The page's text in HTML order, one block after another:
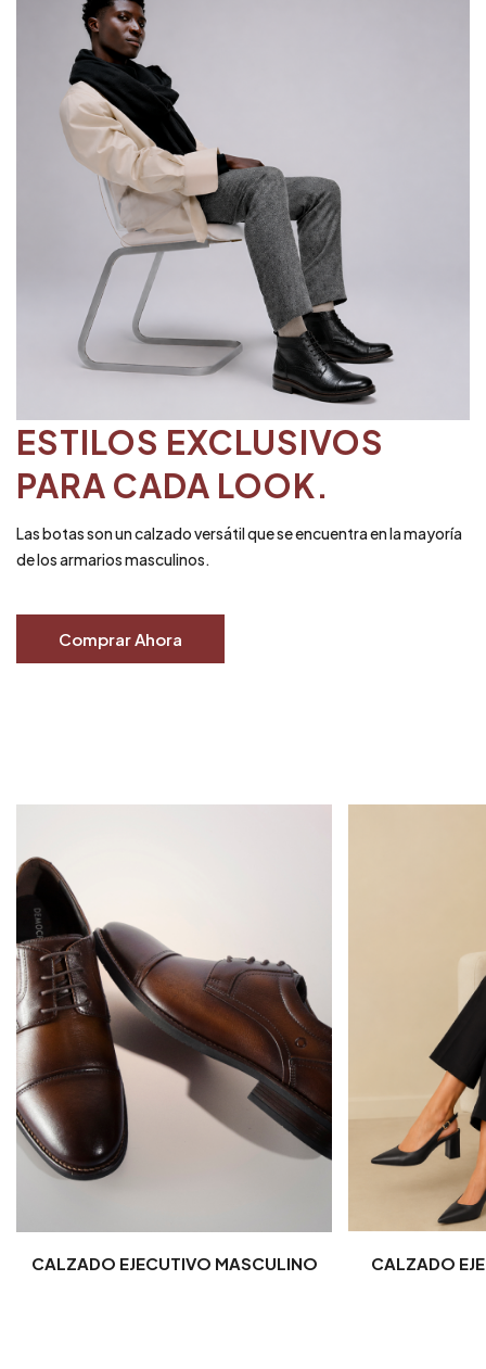
ESTILOS EXCLUSIVOS
PARA CADA LOOK.
Las botas son un calzado versátil que se encuentra en la mayoría
de los armarios masculinos.
Comprar Ahora
CALZADO EJECUTIVO MASCULINO CALZADO